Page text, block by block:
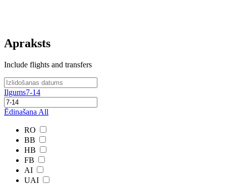
Apraksts
Include flights and transfers
Ilgums7-14
Ēdinašana All
RO
BB
HB
FB
AI
UAI